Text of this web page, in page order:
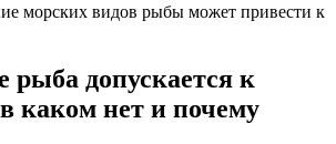
морских видов рыбы может привести к
рыба допускается к
каком нет и почему